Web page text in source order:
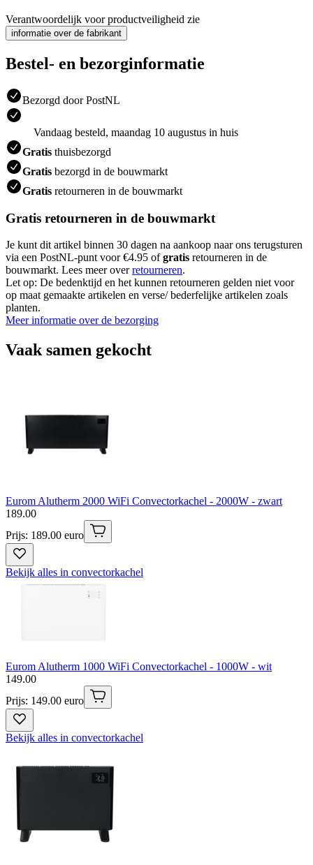
Verantwoordelijk voor productveiligheid zie
informatie over de fabrikant
Bestel- en bezorginformatie
Bezorgd door PostNL
Vandaag besteld, maandag 10 augustus in huis
Gratis thuisbezorgd
Gratis bezorgd in de bouwmarkt
Gratis retourneren in de bouwmarkt
Gratis retourneren in de bouwmarkt
Je kunt dit artikel binnen 30 dagen na aankoop naar ons terugsturen
via een PostNL-punt voor €4.95 ofgratis retourneren in de
bouwmarkt. Lees meer overretourneren.
Let op: De bedenktijd en het kunnen retourneren gelden niet voor
op maat gemaakte artikelen en verse/ bederfelijke artikelen zoals
planten.
Meer informatie over de bezorging
Vaak samen gekocht
Eurom Alutherm 2000 WiFi Convectorkachel - 2000W - zwart
189.00
Prijs: 189.00 euro
Bekijk alles in convectorkachel
Eurom Alutherm 1000 WiFi Convectorkachel - 1000W - wit
149.00
Prijs: 149.00 euro
Bekijk alles in convectorkachel